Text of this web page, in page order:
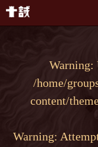
Warning:
/home/
content/
Warning: